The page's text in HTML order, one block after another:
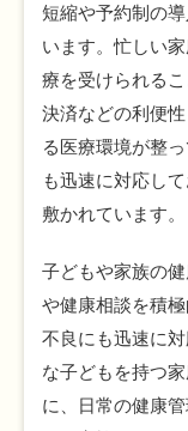
短縮や予約制の
います。忙しい
療を受けられる
決済などの利便
る医療環境が整
も迅速に対応し
敷かれています。
子どもや家族の
や健康相談を積
不良にも迅速に
な子どもを持つ
に、日常の健康